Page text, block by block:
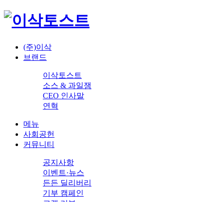
(주)이삭
브랜드
이삭토스트
소스 & 과일잼
CEO 인사말
연혁
메뉴
사회공헌
커뮤니티
공지사항
이벤트·뉴스
든든 딜리버리
기부 캠페인